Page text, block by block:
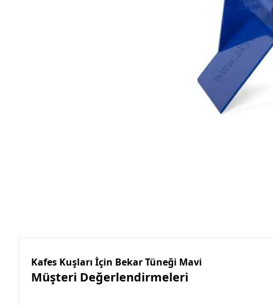
Kafes Kuşları İçin Bekar Tüneği Mavi
Müşteri Değerlendirmeleri